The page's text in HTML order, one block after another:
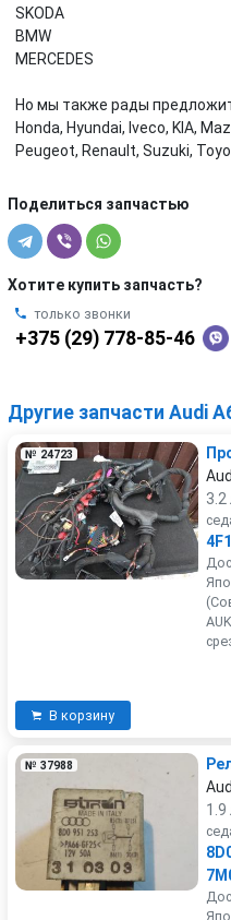
SKODA
BMW
MERCEDES
Но мы также рады
Honda, Hyundai, Iveco, KIA,
Peugeot, Renault, Suzuki,
Поделиться запчастью
Хотите купить запчасть?
только звонки
+375 (29) 778-85-46
Другие запчасти Audi
№ 24723
3.2
В корзину
№ 37988
1.9